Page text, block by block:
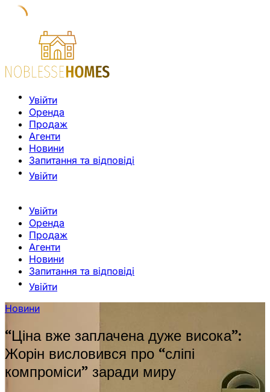
Увійти
Оренда
Продаж
Агенти
Новини
Запитання та відповіді
Увійти
Увійти
Оренда
Продаж
Агенти
Новини
Запитання та відповіді
Увійти
Новини
“Ціна вже заплачена дуже висока”:
Жорін висловився про “сліпі
компроміси” заради миру